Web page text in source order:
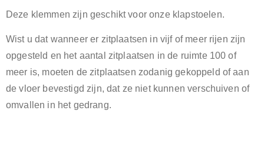
Deze klemmen zijn geschikt voor onze klapstoelen.
Wist u dat wanneer er zitplaatsen in vijf of meer rijen zijn
opgesteld en het aantal zitplaatsen in de ruimte 100 of
meer is, moeten de zitplaatsen zodanig gekoppeld of aan
de vloer bevestigd zijn, dat ze niet kunnen verschuiven of
omvallen in het gedrang.